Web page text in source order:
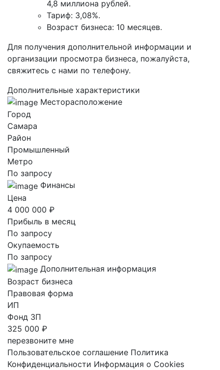
4,8 миллиона рублей.
Тариф: 3,08%.
Возраст бизнеса: 10 месяцев.
Для получения дополнительной информации и
организации просмотра бизнеса, пожалуйста,
свяжитесь с нами по телефону.
Дополнительные характеристики
Месторасположение
Город
Самара
Район
Промышленный
Метро
По запросу
Финансы
Цена
4 000 000 ₽
Прибыль в месяц
По запросу
Окупаемость
По запросу
Дополнительная информация
Возраст бизнеса
Правовая форма
ИП
Фонд ЗП
325 000 ₽
перезвоните мне
Пользовательское соглашение Политика
Конфиденциальности Информация о Cookies